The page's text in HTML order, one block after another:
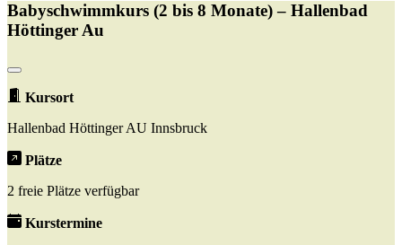
Babyschwimmkurs (2 bis 8 Monate) – Hallenbad
Höttinger Au
Kursort
Hallenbad Höttinger AU Innsbruck
Plätze
2 freie Plätze verfügbar
Kurstermine